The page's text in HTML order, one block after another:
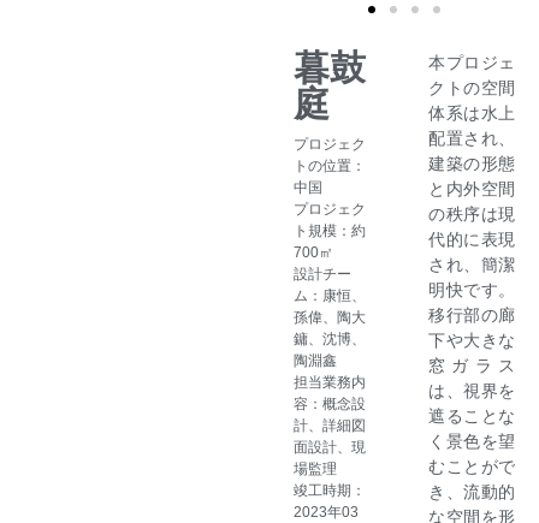
暮鼓
庭
プロジェク
トの位置：
中国
プロジェク
ト規模：約
700㎡
設計チー
ム：康恒、
孫偉、陶大
鏞、沈博、
陶淵鑫
担当業務内
容：概念設
計、詳細図
面設計、現
場監理
竣工時期：
2023年03
本プロジェ
クトの空間
体系は水上
配置され、
建築の形態
と内外空間
の秩序は現
代的に表現
され、簡潔
明快です。
移行部の廊
下や大きな
窓ガラス
は、視界を
遮ることな
く景色を望
むことがで
き、流動的
な空間を形